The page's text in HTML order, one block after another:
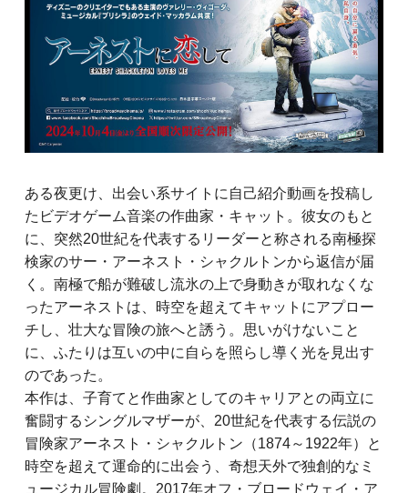
ある夜更け、出会い系サイトに自己紹介動画を投稿し
たビデオゲーム音楽の作曲家・キャット。彼女のもと
に、突然20世紀を代表するリーダーと称される南極探
検家のサー・アーネスト・シャクルトンから返信が届
く。南極で船が難破し流氷の上で身動きが取れなくな
ったアーネストは、時空を超えてキャットにアプロー
チし、壮大な冒険の旅へと誘う。思いがけないこと
に、ふたりは互いの中に自らを照らし導く光を見出す
のであった。
本作は、子育てと作曲家としてのキャリアとの両立に
奮闘するシングルマザーが、20世紀を代表する伝説の
冒険家アーネスト・シャクルトン（1874～1922年）と
時空を超えて運命的に出会う、奇想天外で独創的なミ
ュージカル冒険劇。2017年オフ・ブロードウェイ・ア